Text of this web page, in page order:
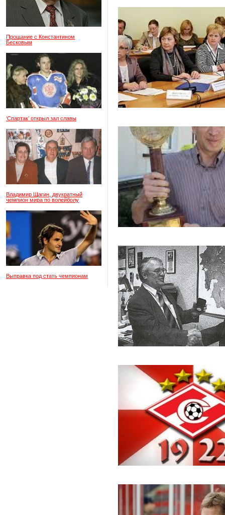
Прощание с Константином
Бесковым
‘Спартак’ открыл зал славы
Владимир Щагин, двукратный
чемпион мира по волейболу
Выправка под стать чемпионам